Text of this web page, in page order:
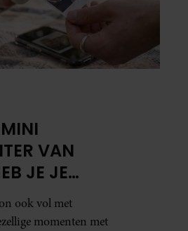
VAN
JE JE
FOTO’S BINNEN
IN HANDEN
ook vol met
momenten met